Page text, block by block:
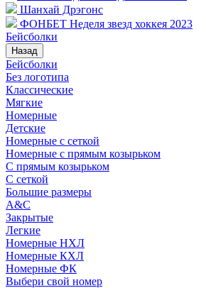
Шанхай Дрэгонс
ФОНБЕТ Неделя звезд хоккея 2023
Бейсболки
Назад
Бейсболки
Без логотипа
Классические
Мягкие
Номерные
Детские
Номерные с сеткой
Номерные с прямым козырьком
С прямым козырьком
С сеткой
Большие размеры
A&C
Закрытые
Легкие
Номерные НХЛ
Номерные КХЛ
Номерные ФК
Выбери свой номер